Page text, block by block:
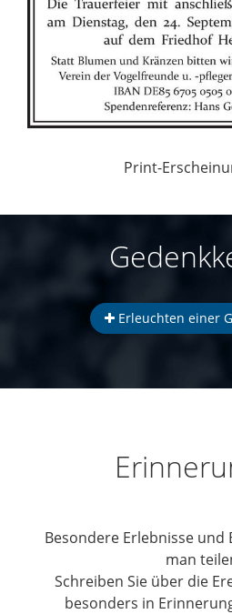
Print-
Erleuchten einer
Besondere Erlebnisse
man
Schreiben Sie über die
besonders in